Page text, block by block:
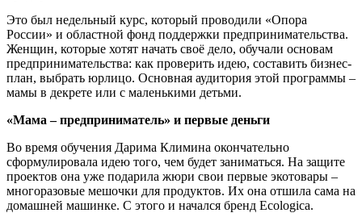
Это был недельный курс, который проводили «Опора
России» и областной фонд поддержки предпринимательства.
Женщин, которые хотят начать своё дело, обучали основам
предпринимательства: как проверить идею, составить бизнес-
план, выбрать юрлицо. Основная аудитория этой программы –
мамы в декрете или с маленькими детьми.
«Мама – предприниматель» и первые деньги
Во время обучения Дарима Климина окончательно
сформулировала идею того, чем будет заниматься. На защите
проектов она уже подарила жюри свои первые экотовары –
многоразовые мешочки для продуктов. Их она отшила сама на
домашней машинке. С этого и начался бренд Ecologica.